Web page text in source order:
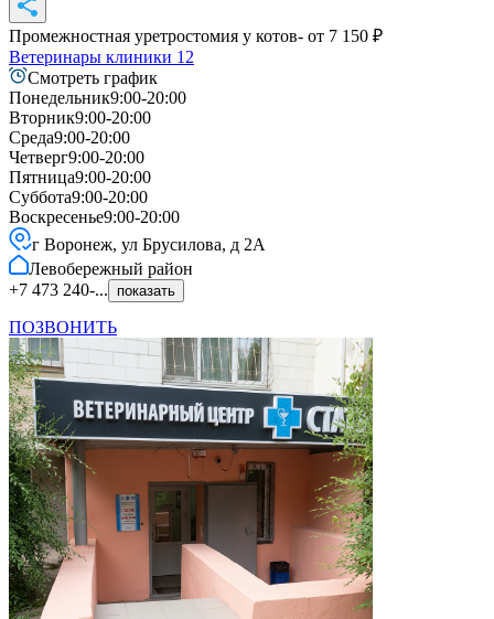
Промежностная уретростомия у котов- от 7 150 ₽
Ветеринары клиники 12
Смотреть график
Понедельник9:00-20:00
Вторник9:00-20:00
Среда9:00-20:00
Четверг9:00-20:00
Пятница9:00-20:00
Суббота9:00-20:00
Воскресенье9:00-20:00
г Воронеж, ул Брусилова, д 2А
Левобережный район
+7 473 240-...
показать
ПОЗВОНИТЬ